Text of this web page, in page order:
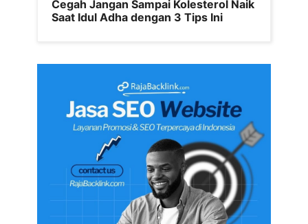
Cegah Jangan Sampai Kolesterol Naik
Saat Idul Adha dengan 3 Tips Ini